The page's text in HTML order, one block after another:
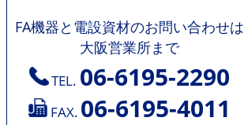
FA機器と電設資材のお問い合わせは
大阪営業所まで
TEL. 06-6195-2290
FAX. 06-6195-4011